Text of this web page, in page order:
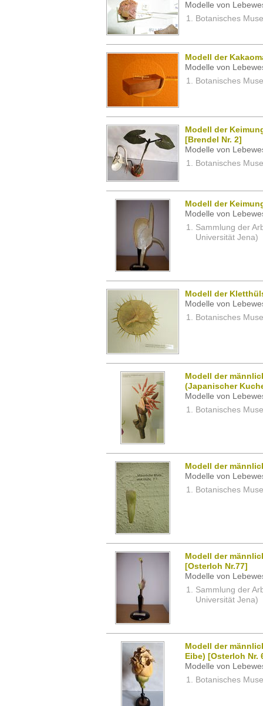
Modelle von
Botanisches
Modell der
Modelle von
Botanisches
Modell der
[Brendel Nr. 2]
Modelle von
Botanisches
Modell der
Modelle von
Sammlung der
Universität Jena)
Modell der
Modelle von
Botanisches
Modell der
(Japanischer
Modelle von
Botanisches
Modell der
Modelle von
Botanisches
Modell der
[Osterloh Nr.77]
Modelle von
Sammlung der
Universität Jena)
Modell der
Eibe) [Osterloh Nr.
Modelle von
Botanisches